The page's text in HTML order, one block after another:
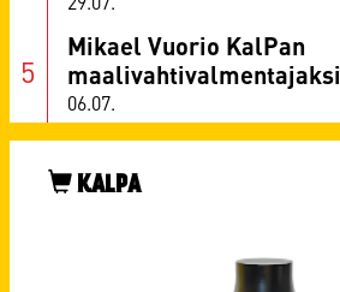
06.07.
Mikael Vuorio KalPan
maalivahtivalmentajaksi
KALPA